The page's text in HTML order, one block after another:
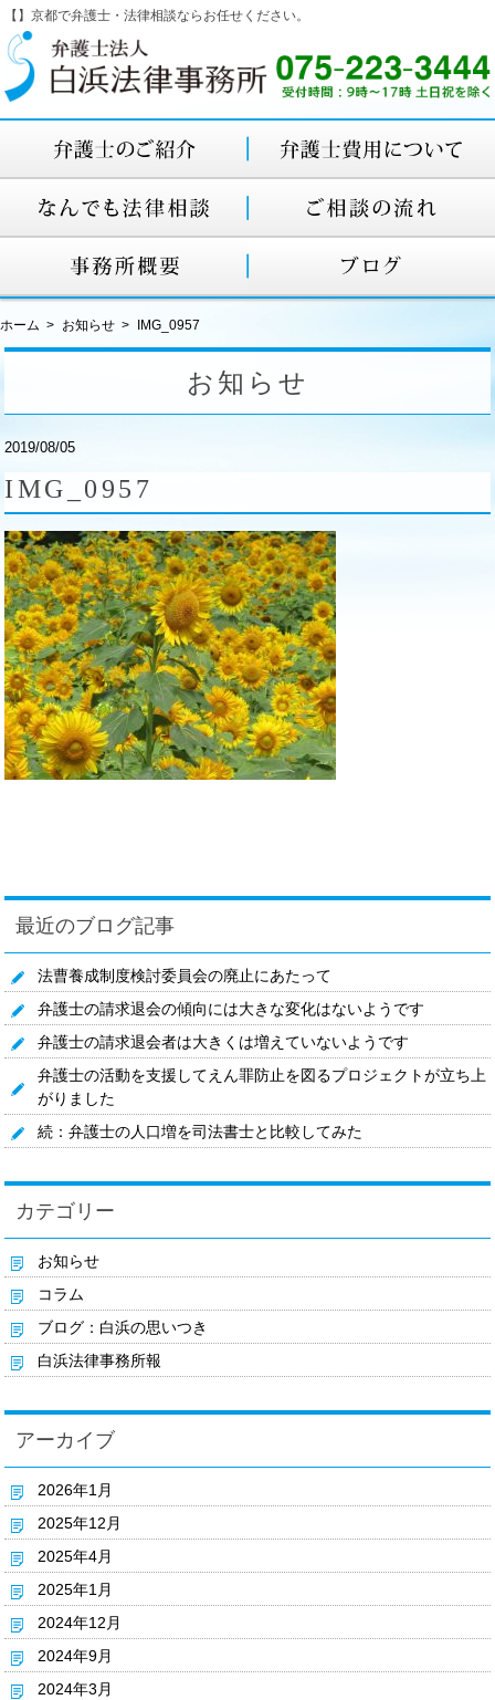
【】京都で弁護士・法律相談ならお任せください。
ホーム お知らせ IMG_0957
お知らせ
2019/08/05
IMG_0957
最近のブログ記事
法曹養成制度検討委員会の廃止にあたって
弁護士の請求退会の傾向には大きな変化はないようです
弁護士の請求退会者は大きくは増えていないようです
弁護士の活動を支援してえん罪防止を図るプロジェクトが立ち上
がりました
続：弁護士の人口増を司法書士と比較してみた
カテゴリー
お知らせ
コラム
ブログ：白浜の思いつき
白浜法律事務所報
アーカイブ
2026年1月
2025年12月
2025年4月
2025年1月
2024年12月
2024年9月
2024年3月